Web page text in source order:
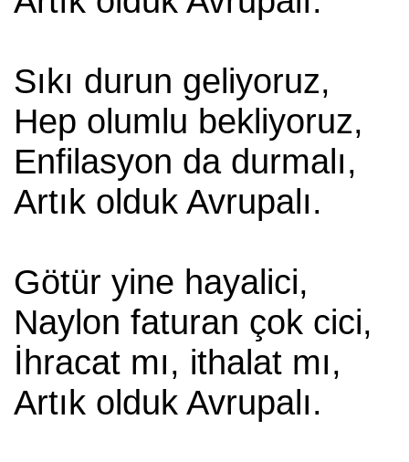
Sıkı durun geliyoruz,
Hep olumlu bekliyoruz,
Enfilasyon da durmalı,
Artık olduk Avrupalı.
Götür yine hayalici,
Naylon faturan çok cici,
İhracat mı, ithalat mı,
Artık olduk Avrupalı.